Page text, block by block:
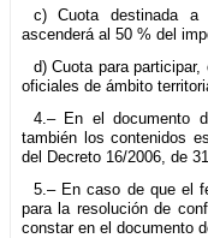
c) Cuota destinada a
ascenderá al 50 % del
d) Cuota para
oficiales de ámbito
4.– En el documento
también los contenidos
del Decreto 16/2006, de
5.– En caso de que el
para la resolución de
constar en el documento